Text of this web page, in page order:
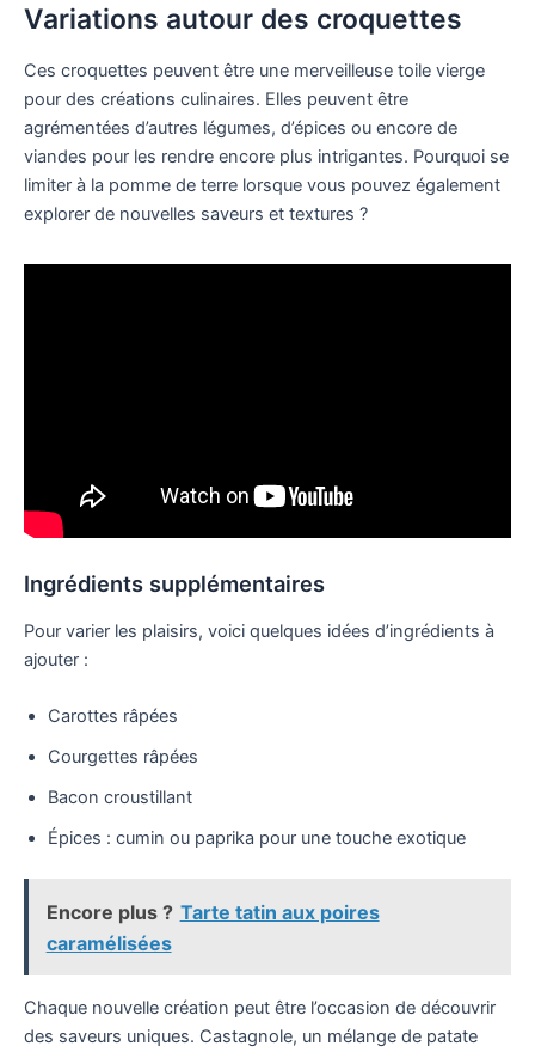
Variations autour des croquettes
Ces croquettes peuvent être une merveilleuse toile vierge
pour des créations culinaires. Elles peuvent être
agrémentées d’autres légumes, d’épices ou encore de
viandes pour les rendre encore plus intrigantes. Pourquoi se
limiter à la pomme de terre lorsque vous pouvez également
explorer de nouvelles saveurs et textures ?
Ingrédients supplémentaires
Pour varier les plaisirs, voici quelques idées d’ingrédients à
ajouter :
Carottes râpées
Courgettes râpées
Bacon croustillant
Épices : cumin ou paprika pour une touche exotique
Encore plus ? Tarte tatin aux poires
caramélisées
Chaque nouvelle création peut être l’occasion de découvrir
des saveurs uniques. Castagnole, un mélange de patate